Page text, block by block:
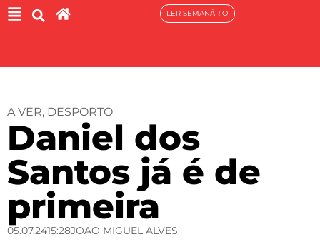
LER SEMANÁRIO
A VER, DESPORTO
Daniel dos
Santos já é de
primeira
05.07.2415:28JOAO MIGUEL ALVES